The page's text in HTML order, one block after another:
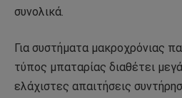
συνολικά.
Για συστήματα μακροχρόνιας
τύπος μπαταρίας διαθέτει
ελάχιστες απαιτήσεις